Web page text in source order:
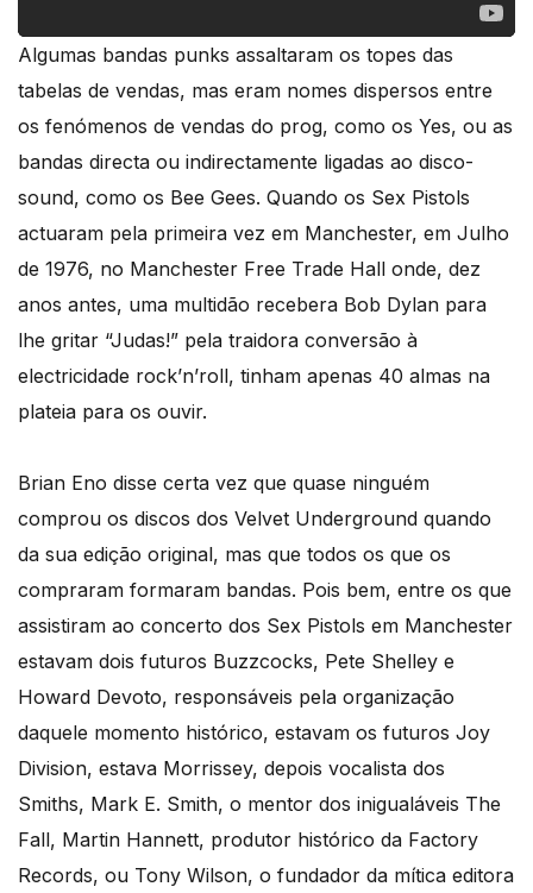
Algumas bandas punks assaltaram os topes das
tabelas de vendas, mas eram nomes dispersos entre
os fenómenos de vendas do prog, como os Yes, ou as
bandas directa ou indirectamente ligadas ao disco-
sound, como os Bee Gees. Quando os Sex Pistols
actuaram pela primeira vez em Manchester, em Julho
de 1976, no Manchester Free Trade Hall onde, dez
anos antes, uma multidão recebera Bob Dylan para
lhe gritar “Judas!” pela traidora conversão à
electricidade rock’n’roll, tinham apenas 40 almas na
plateia para os ouvir.
Brian Eno disse certa vez que quase ninguém
comprou os discos dos Velvet Underground quando
da sua edição original, mas que todos os que os
compraram formaram bandas. Pois bem, entre os que
assistiram ao concerto dos Sex Pistols em Manchester
estavam dois futuros Buzzcocks, Pete Shelley e
Howard Devoto, responsáveis pela organização
daquele momento histórico, estavam os futuros Joy
Division, estava Morrissey, depois vocalista dos
Smiths, Mark E. Smith, o mentor dos inigualáveis The
Fall, Martin Hannett, produtor histórico da Factory
Records, ou Tony Wilson, o fundador da mítica editora